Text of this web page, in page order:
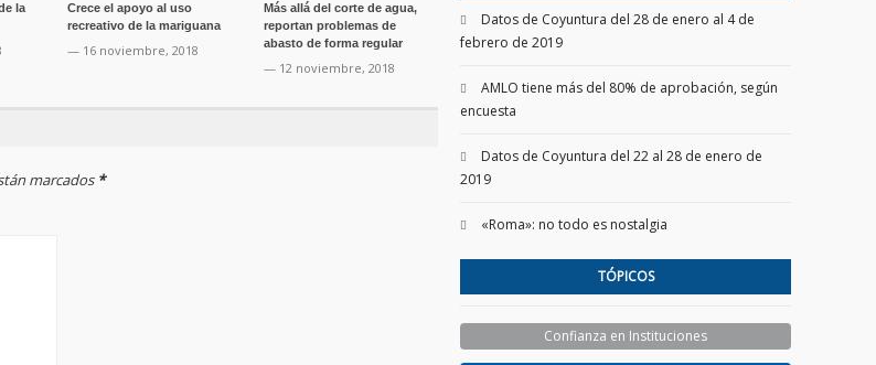
la
Crece el apoyo al uso
recreativo de la mariguana
— 16 noviembre, 2018
Más allá del corte de agua,
reportan problemas de
abasto de forma regular
— 12 noviembre, 2018
marcados *
Datos de Coyuntura del 28 de enero al 4 de
febrero de 2019
AMLO tiene más del 80% de aprobación, según
encuesta
Datos de Coyuntura del 22 al 28 de enero de
2019
«Roma»: no todo es nostalgia
TÓPICOS
Confianza en Instituciones